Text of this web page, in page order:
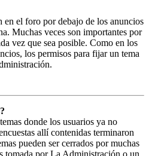
en el foro por debajo de los anuncios
Muchas veces son importantes por
vez que sea posible. Como en los
los permisos para fijar un tema
donde los usuarios ya no
allí contenidas terminaron
pueden ser cerrados por muchas
tomada por La Administración o un